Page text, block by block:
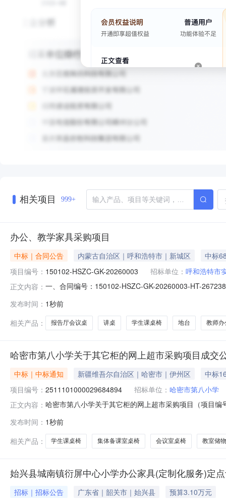
相关项目 999+
办公、教学家具采购项目
中标｜合同公告 内蒙古自治区｜呼和浩特市｜新城区
中标
项目编号： 150102-HSZC-GK-20260003 招标单位： 呼和浩特市
正文内容： 一、合同编号：150102-HSZC-GK-20260003-HT-
川经开区金凤工业园创业园A-49号联系方式：
发布时间： 1秒前
相关产品：
报告厅会议桌 讲桌 学生课桌椅 地台 教师办
哈密市第八小学关于其它柜的网上超市采购项目成交
中标｜中标通知 新疆维吾尔自治区｜哈密市｜伊州区
中标
项目编号： 2511101000029684894 招标单位： 哈密市第八小学
正文内容： 哈密市第八小学关于其它柜的网上超市采购项目（项目
目所在行政区划名称:新疆维吾尔自治区哈密市伊州区报
发布时间： 1秒前
相关产品：
学生课桌椅 集体备课室桌椅 会议室桌椅 教室储
始兴县城南镇衍屏中心小学办公家具(定制化服务)定
招标｜招标公告 广东省｜韶关市｜始兴县
预算3.10万元